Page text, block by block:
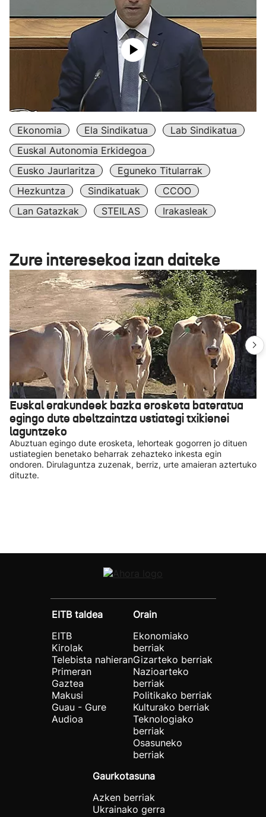
Ekonomia Ela Sindikatua
Lab Sindikatua
Euskal Autonomia Erkidegoa
Eusko Jaurlaritza
Eguneko Titularrak
Hezkuntza
Sindikatuak
CCOO
Lan Gatazkak
STEILAS Irakasleak
Zure interesekoa izan daiteke
Euskal erakundeek bazka erosketa bateratua
egingo dute abeltzaintza ustiategi txikienei
laguntzeko
Abuztuan egingo dute erosketa, lehorteak gogorren jo dituen
ustiategien benetako beharrak zehazteko inkesta egin
ondoren. Dirulaguntza zuzenak, berriz, urte amaieran aztertuko
dituzte.
EITB taldea
EITB
Kirolak
Telebista nahieran
Primeran
Gaztea
Makusi
Guau - Gure
Audioa
Orain
Ekonomiako
berriak
Gizarteko berriak
Nazioarteko
berriak
Politikako berriak
Kulturako berriak
Teknologiako
berriak
Osasuneko
berriak
Gaurkotasuna
Azken berriak
Ukrainako gerra